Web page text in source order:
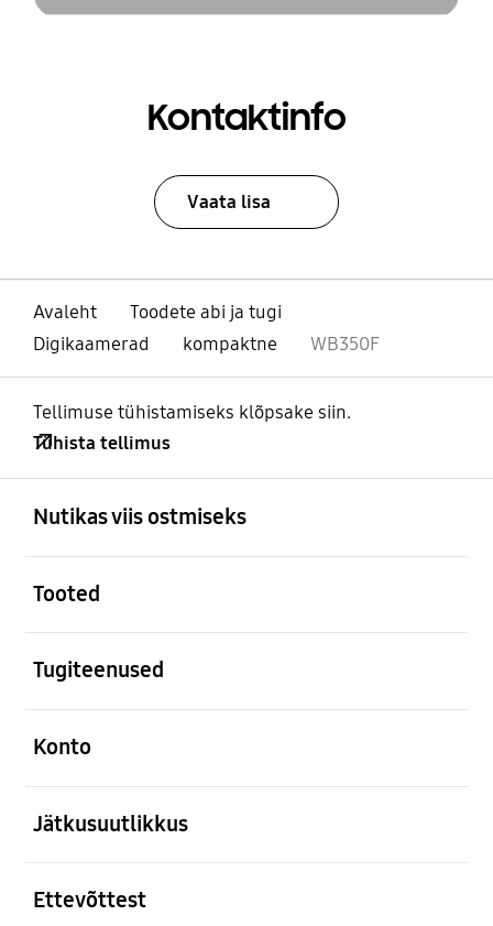
Kontaktinfo
Vaata lisa
Avaleht
Toodete abi ja tugi
Digikaamerad
kompaktne WB350F
Tellimuse tühistamiseks klõpsake siin.
Tühista tellimus
Nutikas viis ostmiseks
Tooted
Tugiteenused
Konto
Jätkusuutlikkus
Ettevõttest